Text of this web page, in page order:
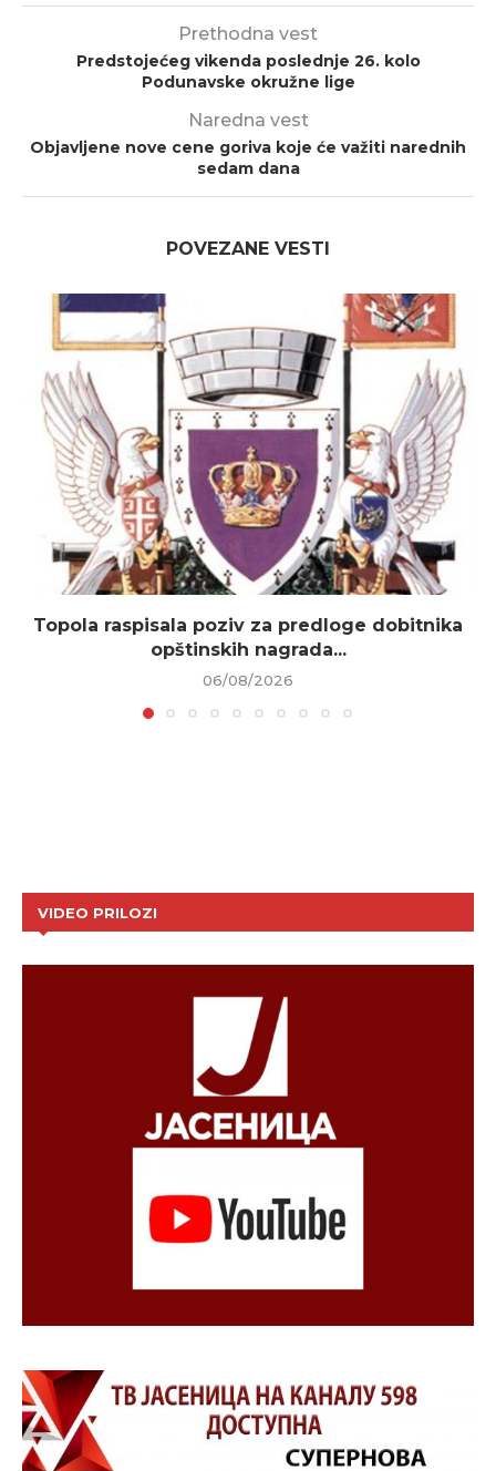
Prethodna vest
Predstojećeg vikenda poslednje 26. kolo
Podunavske okružne lige
Naredna vest
Objavljene nove cene goriva koje će važiti narednih
sedam dana
POVEZANE VESTI
Topola raspisala poziv za predloge dobitnika
opštinskih nagrada...
06/08/2026
VIDEO PRILOZI